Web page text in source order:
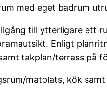
med eget badrum
till ytterligare ett
Enligt
takplan/terrass på
matplats, kök